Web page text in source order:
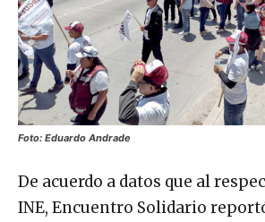
Foto: Eduardo Andrade
De acuerdo a datos que al
INE, Encuentro Solidario